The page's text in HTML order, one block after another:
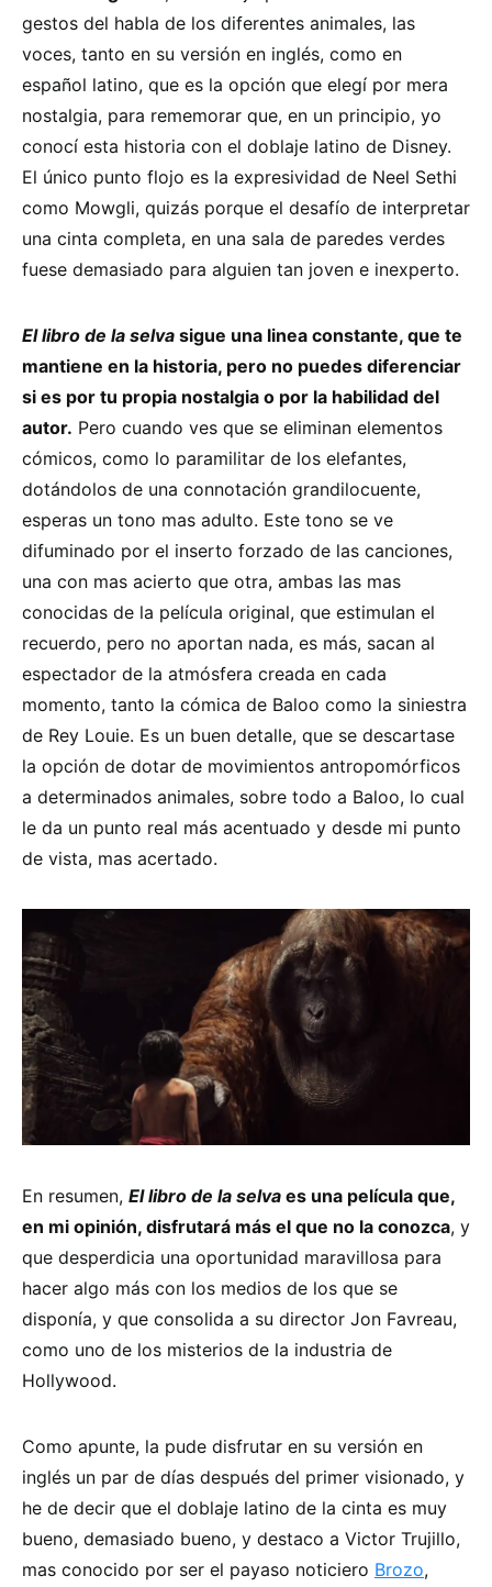
gestos del habla de los diferentes animales, las
voces, tanto en su versión en inglés, como en
español latino, que es la opción que elegí por mera
nostalgia, para rememorar que, en un principio, yo
conocí esta historia con el doblaje latino de Disney.
El único punto flojo es la expresividad de Neel Sethi
como Mowgli, quizás porque el desafío de interpretar
una cinta completa, en una sala de paredes verdes
fuese demasiado para alguien tan joven e inexperto.
El libro de la selva sigue una linea constante, que te
mantiene en la historia, pero no puedes diferenciar
si es por tu propia nostalgia o por la habilidad del
autor. Pero cuando ves que se eliminan elementos
cómicos, como lo paramilitar de los elefantes,
dotándolos de una connotación grandilocuente,
esperas un tono mas adulto. Este tono se ve
difuminado por el inserto forzado de las canciones,
una con mas acierto que otra, ambas las mas
conocidas de la película original, que estimulan el
recuerdo, pero no aportan nada, es más, sacan al
espectador de la atmósfera creada en cada
momento, tanto la cómica de Baloo como la siniestra
de Rey Louie. Es un buen detalle, que se descartase
la opción de dotar de movimientos antropomórficos
a determinados animales, sobre todo a Baloo, lo cual
le da un punto real más acentuado y desde mi punto
de vista, mas acertado.
En resumen, El libro de la selva es una película que,
en mi opinión, disfrutará más el que no la conozca, y
que desperdicia una oportunidad maravillosa para
hacer algo más con los medios de los que se
disponía, y que consolida a su director Jon Favreau,
como uno de los misterios de la industria de
Hollywood.
Como apunte, la pude disfrutar en su versión en
inglés un par de días después del primer visionado, y
he de decir que el doblaje latino de la cinta es muy
bueno, demasiado bueno, y destaco a Victor Trujillo,
mas conocido por ser el payaso noticiero Brozo,